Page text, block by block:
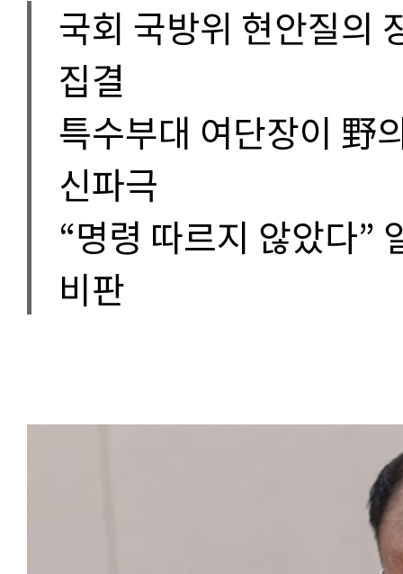
국회 국방위 현안질의
집결
특수부대 여단장이 野
신파극
“명령 따르지 않았다”
비판